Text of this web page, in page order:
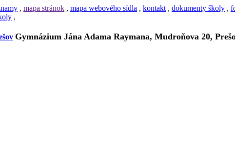
, mapa stránok , mapa webového sídla , kontakt , dokumenty školy ,
,
Gymnázium Jána Adama Raymana, Mudroňova 20,